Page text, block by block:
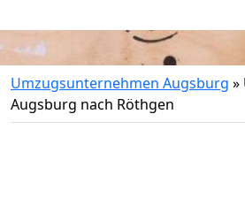
Umzugsunternehmen Augsburg »
Augsburg nach Röthgen